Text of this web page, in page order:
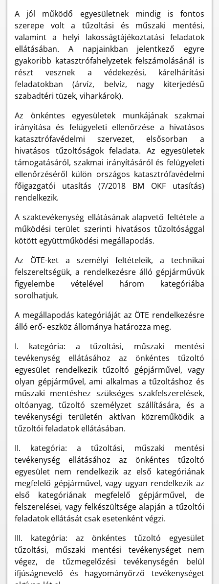
A jól működő egyesületnek mindig is fontos
szerepe volt a tűzoltási és műszaki mentési,
valamint a helyi lakosságtájékoztatási feladatok
ellátásában. A napjainkban jelentkező egyre
gyakoribb katasztrófahelyzetek felszámolásánál is
részt vesznek a védekezési, kárelhárítási
feladatokban (árvíz, belvíz, nagy kiterjedésű
szabadtéri tüzek, viharkárok).
Az önkéntes egyesületek munkájának szakmai
irányítása és felügyeleti ellenőrzése a hivatásos
katasztrófavédelmi szervezet, elsősorban a
hivatásos tűzoltóságok feladata. Az egyesületek
támogatásáról, szakmai irányításáról és felügyeleti
ellenőrzéséről külön országos katasztrófavédelmi
főigazgatói utasítás (7/2018 BM OKF utasítás)
rendelkezik.
A szaktevékenység ellátásának alapvető feltétele a
működési terület szerinti hivatásos tűzoltósággal
kötött együttműködési megállapodás.
Az ÖTE-ket a személyi feltételeik, a technikai
felszereltségük, a rendelkezésre álló gépjárművük
figyelembe vételével három kategóriába
sorolhatjuk.
A megállapodás kategóriáját az ÖTE rendelkezésre
álló erő- eszköz állománya határozza meg.
I. kategória: a tűzoltási, műszaki mentési
tevékenység ellátásához az önkéntes tűzoltó
egyesület rendelkezik tűzoltó gépjárművel, vagy
olyan gépjárművel, ami alkalmas a tűzoltáshoz és
műszaki mentéshez szükséges szakfelszerelések,
oltóanyag, tűzoltó személyzet szállítására, és a
tevékenységi területén aktívan közreműködik a
tűzoltói feladatok ellátásában.
II. kategória: a tűzoltási, műszaki mentési
tevékenység ellátásához az önkéntes tűzoltó
egyesület nem rendelkezik az első kategóriának
megfelelő gépjárművel, vagy ugyan rendelkezik az
első kategóriának megfelelő gépjárművel, de
felszerelései, vagy felkészültsége alapján a tűzoltói
feladatok ellátását csak esetenként végzi.
III. kategória: az önkéntes tűzoltó egyesület
tűzoltási, műszaki mentési tevékenységet nem
végez, de tűzmegelőzési tevékenységén belül
ifjúságnevelő és hagyományőrző tevékenységet